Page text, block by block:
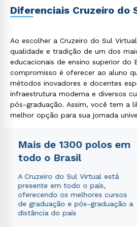
Diferenciais Cruzeiro do
Ao escolher a Cruzeiro do Sul
qualidade e tradição de um dos
educacionais de ensino superior do
compromisso é oferecer ao aluno
métodos inovadores e docentes
infraestrutura moderna e diversos
pós-graduação. Assim, você tem a
melhor opção para sua jornada
Mais de 1300 polos em
todo o Brasil
A Cruzeiro do Sul Virtual está
presente em todo o país,
oferecendo os melhores cursos
de graduação e pós-graduação a
distância do país
Rápido e fácil
WhatsApp
ou
Política
autorizo que meus dados sejam
envio de conteúdos da Cruzeiro do